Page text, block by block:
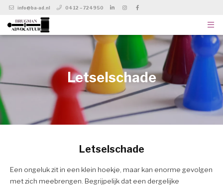
info@ba-ad.nl 0412 – 724950
Letselschade
Letselschade
Een ongeluk zit in een klein hoekje, maar kan enorme gevolgen
met zich meebrengen. Begrijpelijk dat een dergelijke